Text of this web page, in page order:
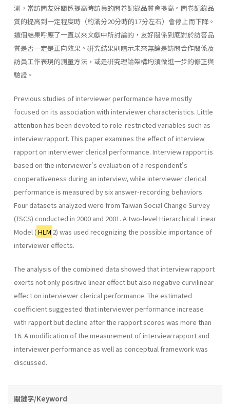
測，當訪問友好關係提高時訪員的問卷記錄品質會提高。問卷記錄品
質的提高到一定程度時（約滿分20分時的17分左右）會停止而下降。
這個結果呼應了一直以來文獻中所討論的，友好關係到底對於訪答品
質是否一定是正向效果。硏究結果則暗示未來無論是訪問合作關係及
訪員工作表現的測量方法，或是硏究理論架構均須做進一步的修正與
驗證。
Previous studies of interviewer performance have mostly
focused on its association with interviewer characteristics. Little
attention has been devoted to role-restricted variables such as
interview rapport. This paper examines the effect of interview
rapport on interviewer clerical performance. Interview rapport is
based on the interviewer's evaluation of a respondent's
cooperativeness during an interview, while interviewer clerical
performance is measured by six answer-recording behaviors.
Four datasets analyzed were from Taiwan Social Change Survey
(TSCS) conducted in 2000 and 2001. A two-level Hierarchical Linear
Model (HLM 2) was used recognizing the possible importance of
interviewer effects.
The analysis of the combined data showed that interview rapport
exerts not only positive linear effect but also negative curvilinear
effect on interviewer clerical performance. The estimated
coefficient suggested that interviewer performance increase
with rapport but decline after the rapport scores was more than
16. A modification of the measurement of interview rapport and
interviewer performance as well as conceptual framework was
discussed.
關鍵字/Keyword